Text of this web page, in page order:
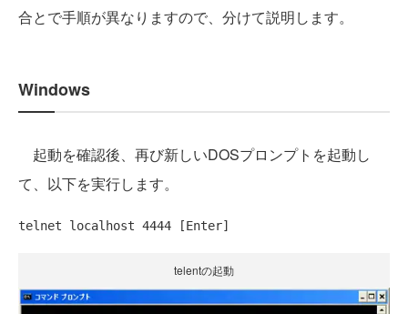
合とで手順が異なりますので、分けて説明します。
Windows
起動を確認後、再び新しいDOSプロンプトを起動し
て、以下を実行します。
telnet localhost 4444 [Enter]
telentの起動